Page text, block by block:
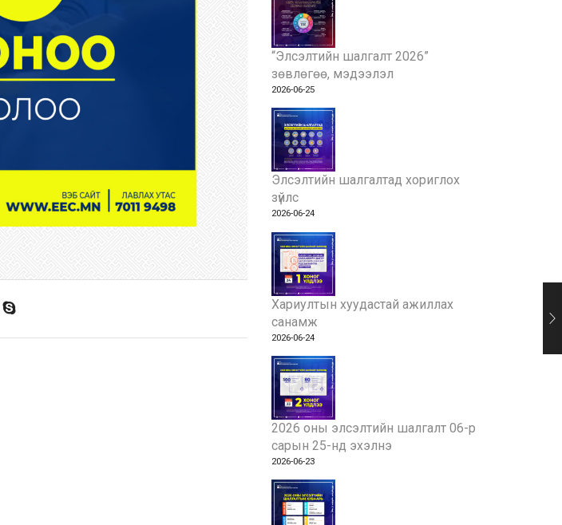
“Элсэлтийн шалгалт 2026”
зөвлөгөө, мэдээлэл
2026-06-25
Элсэлтийн шалгалтад хориглох
зүйлс
2026-06-24
Хариултын хуудастай ажиллах
санамж
2026-06-24
2026 оны элсэлтийн шалгалт 06-р
сарын 25-нд эхэлнэ
2026-06-23